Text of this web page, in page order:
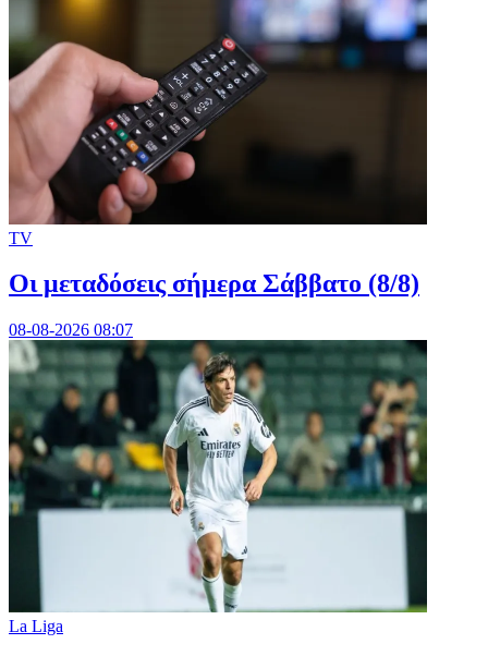
TV
Οι μεταδόσεις σήμερα Σάββατο (8/8)
08-08-2026 08:07
La Liga